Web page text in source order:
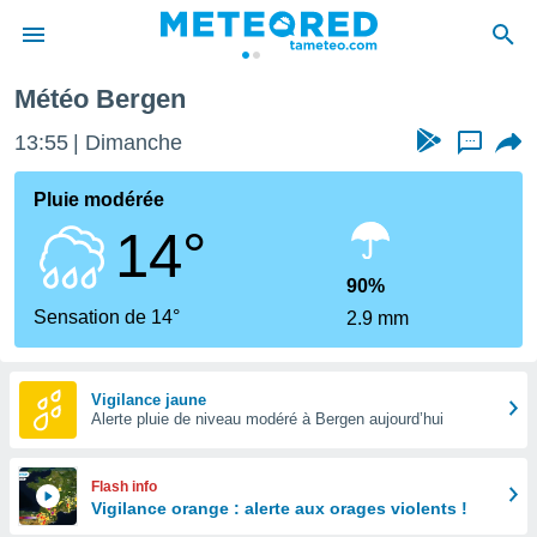
de
Météo Bergen
13:55 Dimanche ...
Pluie modérée
14°
Sensation de 14°
90%
2.9 mm
Vigilance jaune
Alerte pluie de niveau modéré à Bergen aujourd’hui
Flash info
Vigilance orange : alerte aux orages violents !